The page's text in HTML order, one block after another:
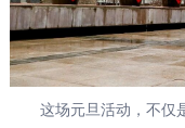
这场元旦活动，不仅是